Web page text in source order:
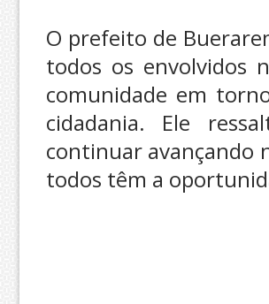
O prefeito de
todos os envolvidos
comunidade em
cidadania. Ele
continuar avançando
todos têm a